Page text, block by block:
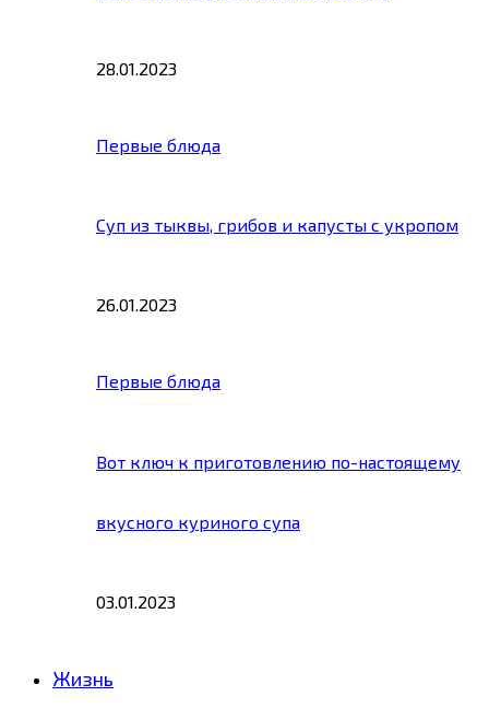
28.01.2023
Первые блюда
Суп из тыквы, грибов и капусты с укропом
26.01.2023
Первые блюда
Вот ключ к приготовлению по-настоящему
вкусного куриного супа
03.01.2023
Жизнь